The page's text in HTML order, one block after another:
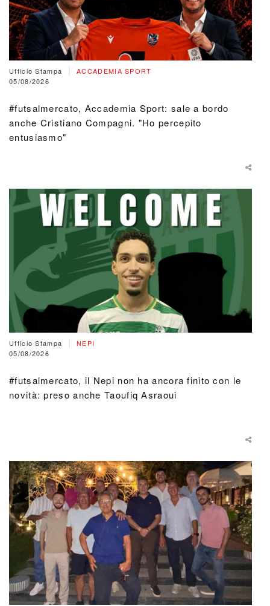
Ufficio Stampa
ACCADEMIA SPORT
05/08/2026
#futsalmercato, Accademia Sport: sale a bordo
anche Cristiano Compagni. "Ho percepito
entusiasmo"
Ufficio Stampa
NEPI
05/08/2026
#futsalmercato, il Nepi non ha ancora finito con le
novità: preso anche Taoufiq Asraoui